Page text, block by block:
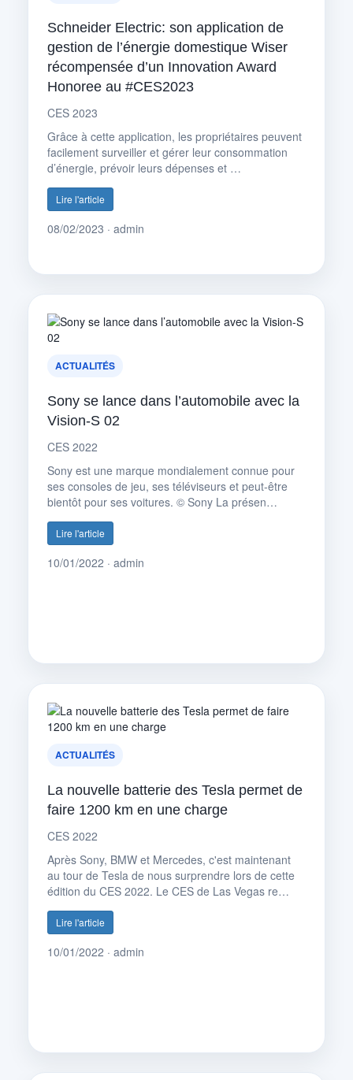
Schneider Electric: son application de
gestion de l’énergie domestique Wiser
récompensée d’un Innovation Award
Honoree au #CES2023
CES 2023
Grâce à cette application, les propriétaires peuvent
facilement surveiller et gérer leur consommation
d’énergie, prévoir leurs dépenses et …
Lire l'article
08/02/2023 · admin
ACTUALITÉS
Sony se lance dans l’automobile avec la
Vision-S 02
CES 2022
Sony est une marque mondialement connue pour
ses consoles de jeu, ses téléviseurs et peut-être
bientôt pour ses voitures. © Sony La présen…
Lire l'article
10/01/2022 · admin
ACTUALITÉS
La nouvelle batterie des Tesla permet de
faire 1200 km en une charge
CES 2022
Après Sony, BMW et Mercedes, c'est maintenant
au tour de Tesla de nous surprendre lors de cette
édition du CES 2022. Le CES de Las Vegas re…
Lire l'article
10/01/2022 · admin